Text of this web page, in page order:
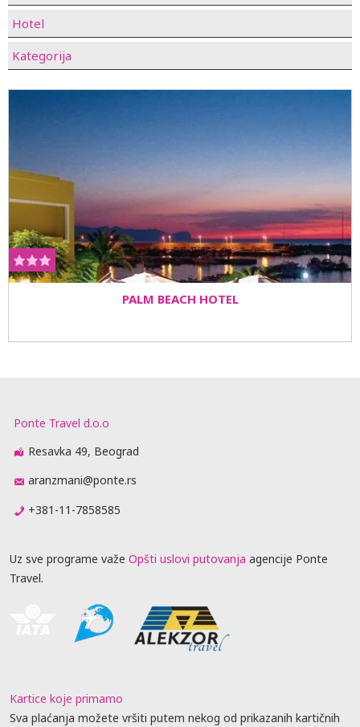
Hotel
Kategorija
PALM BEACH HOTEL
Ponte Travel d.o.o
Resavka 49, Beograd
aranzmani@ponte.rs
+381-11-7858585
Uz sve programe važe Opšti uslovi putovanja agencije Ponte
Travel.
Kartice koje primamo
Sva plaćanja možete vršiti putem nekog od prikazanih kartičnih